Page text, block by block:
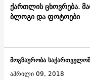
ქართლის ცხოვრება.
ბლოგი და ფოტოები
მოგზაურობა
აპრილი 09, 2018